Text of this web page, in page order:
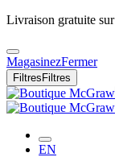
Livraison gratuite
MagasinezFermer
Filtres Filtres
EN